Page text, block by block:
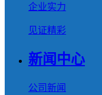
企业实力
见证精彩
新闻中心
公司新闻